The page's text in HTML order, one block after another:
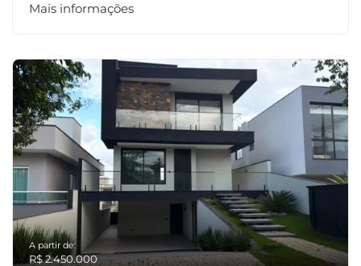
Mais informações
A partir de:
R$ 2.450.000